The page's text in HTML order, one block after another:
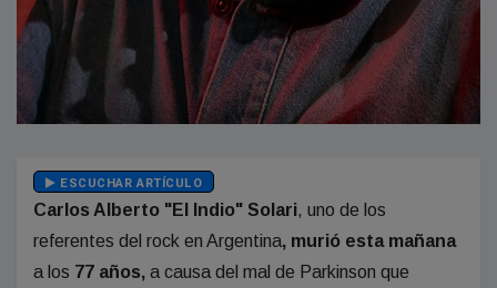
ESCUCHAR ARTÍCULO
Carlos Alberto "El Indio" Solari, uno de los
referentes del rock en Argentina, murió esta mañana
a los 77 años, a causa del mal de Parkinson que